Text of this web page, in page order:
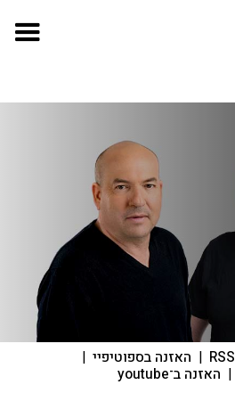
RSS
| האזנה בספוטיפיי |
| האזנה ב־youtube